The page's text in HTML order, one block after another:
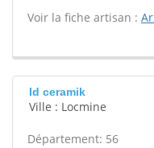
Voir la fiche artisan :
Id ceramik
Ville : Locmine
Département: 56